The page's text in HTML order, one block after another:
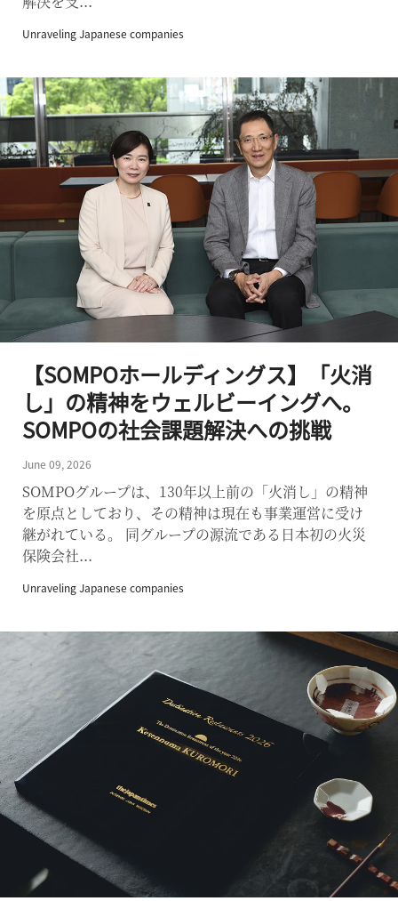
Unraveling Japanese companies
【SOMPOホールディングス】「火消
し」の精神をウェルビーイングへ。
SOMPOの社会課題解決への挑戦
June 09, 2026
SOMPOグループは、130年以上前の「火消し」の精神
を原点としており、その精神は現在も事業運営に受け
継がれている。 同グループの源流である日本初の火災
保険会社...
Unraveling Japanese companies